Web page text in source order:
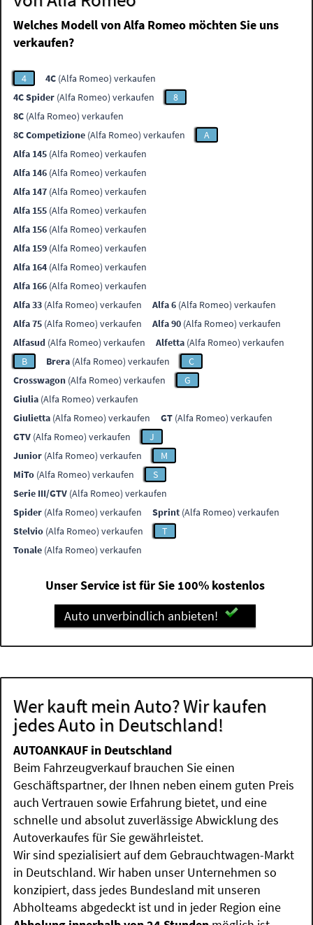
Welches Modell von Alfa Romeo möchten Sie uns
verkaufen?
4 4C (Alfa Romeo) verkaufen
4C Spider (Alfa Romeo) verkaufen
8
8C (Alfa Romeo) verkaufen
8C Competizione (Alfa Romeo) verkaufen
A
Alfa 145 (Alfa Romeo) verkaufen
Alfa 146 (Alfa Romeo) verkaufen
Alfa 147 (Alfa Romeo) verkaufen
Alfa 155 (Alfa Romeo) verkaufen
Alfa 156 (Alfa Romeo) verkaufen
Alfa 159 (Alfa Romeo) verkaufen
Alfa 164 (Alfa Romeo) verkaufen
Alfa 166 (Alfa Romeo) verkaufen
Alfa 33 (Alfa Romeo) verkaufen Alfa 6 (Alfa Romeo) verkaufen
Alfa 75 (Alfa Romeo) verkaufen Alfa 90 (Alfa Romeo) verkaufen
Alfasud (Alfa Romeo) verkaufen Alfetta (Alfa Romeo) verkaufen
B
Brera (Alfa Romeo) verkaufen
C
Crosswagon (Alfa Romeo) verkaufen
G
Giulia (Alfa Romeo) verkaufen
Giulietta (Alfa Romeo) verkaufen GT (Alfa Romeo) verkaufen
GTV (Alfa Romeo) verkaufen
J
Junior (Alfa Romeo) verkaufen
M
MiTo (Alfa Romeo) verkaufen
S
Serie III/GTV (Alfa Romeo) verkaufen
Spider (Alfa Romeo) verkaufen Sprint (Alfa Romeo) verkaufen
Stelvio (Alfa Romeo) verkaufen
T
Tonale (Alfa Romeo) verkaufen
Unser Service ist für Sie 100% kostenlos
Auto unverbindlich anbieten!
Wer kauft mein Auto? Wir kaufen
jedes Auto in Deutschland!
AUTOANKAUF in Deutschland
Beim Fahrzeugverkauf brauchen Sie einen
Geschäftspartner, der Ihnen neben einem guten Preis
auch Vertrauen sowie Erfahrung bietet, und eine
schnelle und absolut zuverlässige Abwicklung des
Autoverkaufes für Sie gewährleistet.
Wir sind spezialisiert auf dem Gebrauchtwagen-Markt
in Deutschland. Wir haben unser Unternehmen so
konzipiert, dass jedes Bundesland mit unseren
Abholteams abgedeckt ist und in jeder Region eine